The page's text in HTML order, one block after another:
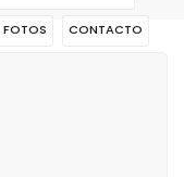
FOTOS CONTACTO